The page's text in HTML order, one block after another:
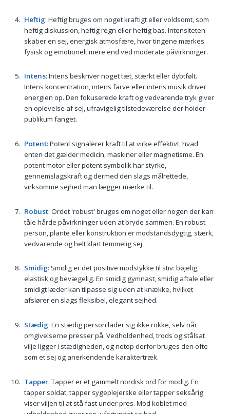
Heftig: Heftig bruges om noget kraftigt eller voldsomt, som
heftig diskussion, heftig regn eller heftig bas. Intensiteten
skaber en sej, energisk atmosfære, hvor tingene mærkes
fysisk og emotionelt mere end ved moderate påvirkninger.
Intens: Intens beskriver noget tæt, stærkt eller dybtfølt.
Intens koncentration, intens farve eller intens musik driver
energien op. Den fokuserede kraft og vedvarende tryk giver
en oplevelse af sej, ufravigelig tilstedeværelse der holder
publikum fanget.
Potent: Potent signalerer kraft til at virke effektivt, hvad
enten det gælder medicin, maskiner eller magnetisme. En
potent motor eller potent symbolik har styrke,
gennemslagskraft og dermed den slags målrettede,
virksomme sejhed man lægger mærke til.
Robust: Ordet 'robust' bruges om noget eller nogen der kan
tåle hårde påvirkninger uden at bryde sammen. En robust
person, plante eller konstruktion er modstandsdygtig, stærk,
vedvarende og helt klart temmelig sej.
Smidig: Smidig er det positive modstykke til stiv: bøjelig,
elastisk og bevægelig. En smidig gymnast, smidig aftale eller
smidigt læder kan tilpasse sig uden at knække, hvilket
afslører en slags fleksibel, elegant sejhed.
Stædig: En stædig person lader sig ikke rokke, selv når
omgivelserne presser på. Vedholdenhed, trods og stålsat
vilje ligger i stædigheden, og netop derfor bruges den ofte
som et sej og anerkendende karaktertræk.
Tapper: Tapper er et gammelt nordisk ord for modig. En
tapper soldat, tapper sygeplejerske eller tapper seksårig
viser viljen til at stå fast under pres. Mod koblet med